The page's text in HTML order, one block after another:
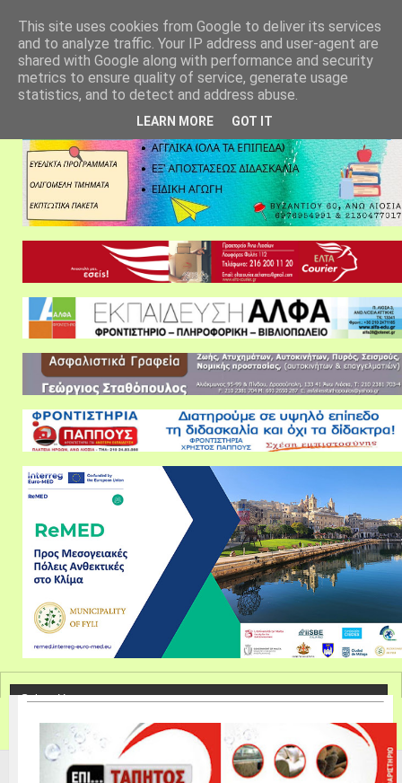
This site uses cookies from Google to deliver its services
and to analyze traffic. Your IP address and user-agent are
shared with Google along with performance and security
metrics to ensure quality of service, generate usage
statistics, and to detect and address abuse.
LEARN MORE GOT IT